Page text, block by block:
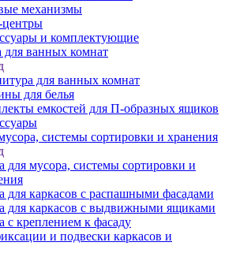
механизмы
и комплектующие
ванных комнат
для ванных комнат
для белья
емкостей для П-образных ящиков
системы сортировки и хранения
для мусора, системы сортировки и
для каркасов с распашными фасадами
для каркасов с выдвижными ящиками
с креплением к фасаду
и подвески каркасов и